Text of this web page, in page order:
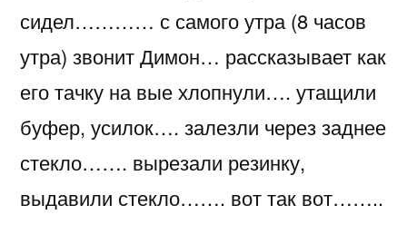
сидел………… с самого утра (8 часов
утра) звонит Димон… рассказывает как
его тачку на вые хлопнули…. утащили
буфер, усилок…. залезли через заднее
стекло……. вырезали резинку,
выдавили стекло……. вот так вот……..